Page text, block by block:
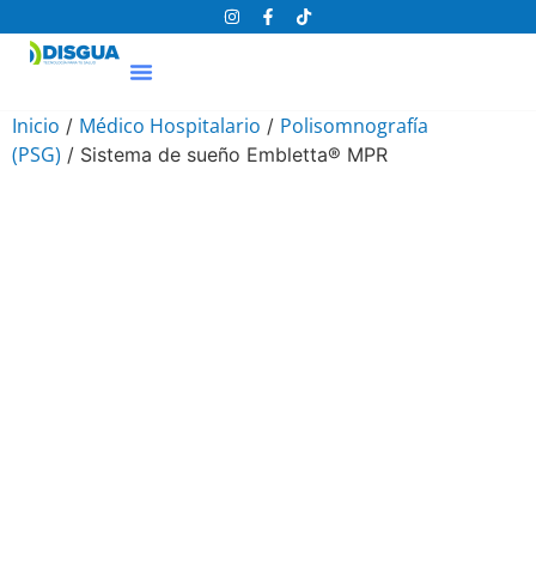
Inicio / Médico Hospitalario / Polisomnografía
(PSG) / Sistema de sueño Embletta® MPR